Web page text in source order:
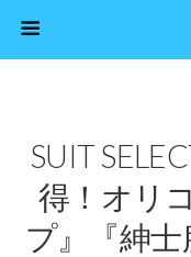
SUIT
得！オリ
プ』『紳